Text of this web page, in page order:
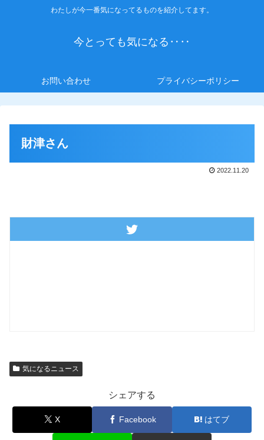
わたしが今一番気になってるものを紹介してます。
今とっても気になる‥‥
お問い合わせ プライバシーポリシー
財津さん
2022.11.20
気になるニュース
シェアする
X Facebook はてブ